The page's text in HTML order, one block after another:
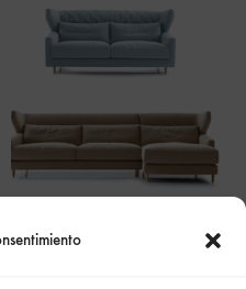
FOLK